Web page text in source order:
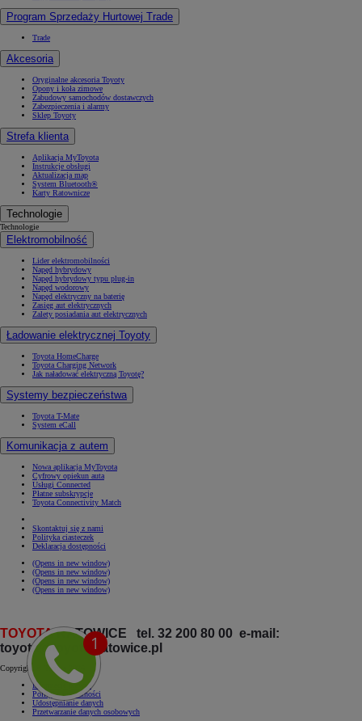
Program Sprzedaży Hurtowej Trade
Trade
Akcesoria
Oryginalne akcesoria Toyoty
Opony i koła zimowe
Zabudowy samochodów dostawczych
Zabezpieczenia i alarmy
Sklep Toyoty
Strefa klienta
Aplikacja MyToyota
Instrukcje obsługi
Aktualizacja map
System Bluetooth®
Karty Ratownicze
Technologie
Technologie
Elektromobilność
Lider elektromobilności
Napęd hybrydowy
Napęd hybrydowy typu plug-in
Napęd wodorowy
Napęd elektryczny na baterię
Zasięg aut elektrycznych
Zalety posiadania aut elektrycznych
Ładowanie elektrycznej Toyoty
Toyota HomeCharge
Toyota Charging Network
Jak naładować elektryczną Toyotę?
Systemy bezpieczeństwa
Toyota T-Mate
System eCall
Komunikacja z autem
Nowa aplikacja MyToyota
Cyfrowy opiekun auta
Usługi Connected
Płatne subskrypcje
Toyota Connectivity Match
Skontaktuj się z nami
Polityka ciasteczek
Deklaracja dostępności
(Opens in new window)
(Opens in new window)
(Opens in new window)
(Opens in new window)
TOYOTAKATOWICE tel. 32 200 80 00 e-mail:
toyota@toyota.katowice.pl
Copyright © Toyota 2026
Informacje prawne
Polityka prywatności
Udostępnianie danych
Przetwarzanie danych osobowych